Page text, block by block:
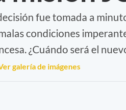
fue tomada a
condiciones
¿Cuándo será el
galería de imágenes